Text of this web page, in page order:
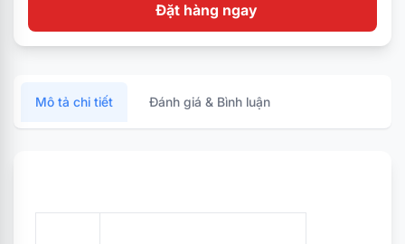
Đặt hàng ngay
Mô tả chi tiết Đánh giá & Bình luận